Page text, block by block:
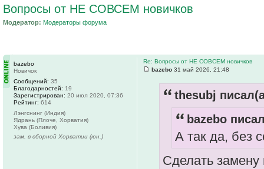
Вопросы от НЕ СОВСЕМ новичков
Модератор: Модераторы форума
Re: Вопросы от НЕ СОВСЕМ новичков
bazebo 31 май 2026, 21:48
thesubj
bazebo
А так да, без
Сделать
bazebo
Новичок
Сообщений: 35
Благодарностей: 19
Зарегистрирован: 20 июл 2020, 07:36
Рейтинг: 614
Лэнгснинг (Индия)
Ядрань (Плоче, Хорватия)
Хува (Боливия)
зам. в сборной Хорватии (юн.)